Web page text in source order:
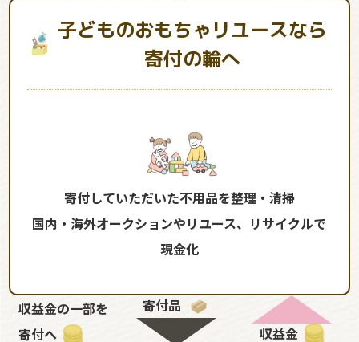
子どものおもちゃリユースなら
寄付の輪へ
寄付していただいた不用品を整理・清掃
国内・海外オークションやリユース、リサイクルで
現金化
収益金の一部を
寄付へ
寄付品
収益金